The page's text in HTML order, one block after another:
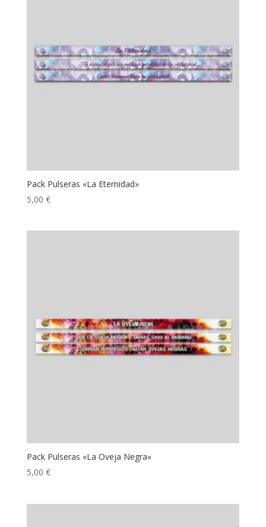
Pack Pulseras «La Eternidad»
5,00 €
Pack Pulseras «La Oveja Negra»
5,00 €